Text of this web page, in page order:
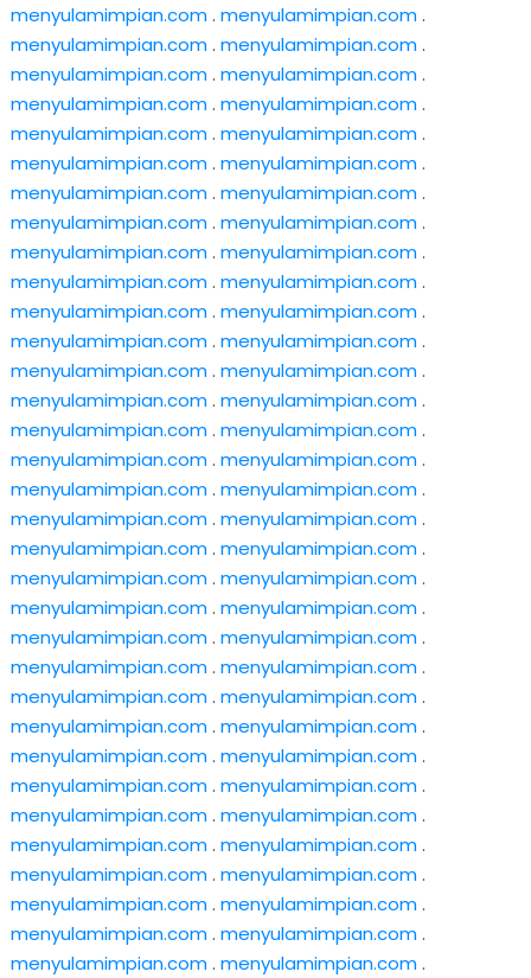
menyulamimpian.com. menyulamimpian.com.
menyulamimpian.com. menyulamimpian.com.
menyulamimpian.com. menyulamimpian.com.
menyulamimpian.com. menyulamimpian.com.
menyulamimpian.com. menyulamimpian.com.
menyulamimpian.com. menyulamimpian.com.
menyulamimpian.com. menyulamimpian.com.
menyulamimpian.com. menyulamimpian.com.
menyulamimpian.com. menyulamimpian.com.
menyulamimpian.com. menyulamimpian.com.
menyulamimpian.com. menyulamimpian.com.
menyulamimpian.com. menyulamimpian.com.
menyulamimpian.com. menyulamimpian.com.
menyulamimpian.com. menyulamimpian.com.
menyulamimpian.com. menyulamimpian.com.
menyulamimpian.com. menyulamimpian.com.
menyulamimpian.com. menyulamimpian.com.
menyulamimpian.com. menyulamimpian.com.
menyulamimpian.com. menyulamimpian.com.
menyulamimpian.com. menyulamimpian.com.
menyulamimpian.com. menyulamimpian.com.
menyulamimpian.com. menyulamimpian.com.
menyulamimpian.com. menyulamimpian.com.
menyulamimpian.com. menyulamimpian.com.
menyulamimpian.com. menyulamimpian.com.
menyulamimpian.com. menyulamimpian.com.
menyulamimpian.com. menyulamimpian.com.
menyulamimpian.com. menyulamimpian.com.
menyulamimpian.com. menyulamimpian.com.
menyulamimpian.com. menyulamimpian.com.
menyulamimpian.com. menyulamimpian.com.
menyulamimpian.com. menyulamimpian.com.
menyulamimpian.com. menyulamimpian.com.